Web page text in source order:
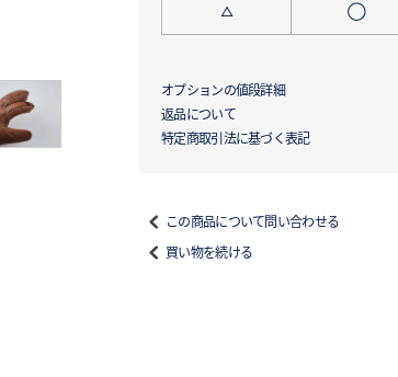
△ ◯
オプションの値段詳細
返品について
特定商取引法に基づく表記
この商品について問い合わせる
買い物を続ける